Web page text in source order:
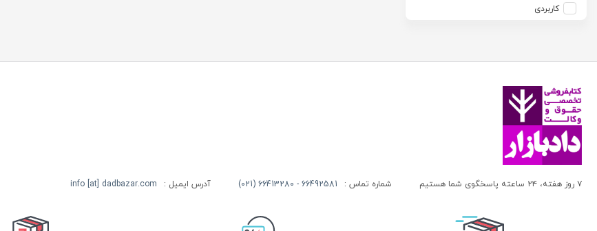
بنگاه ترجمه و نشر کتاب پارسه
بهتاب
بهنامی
بهینه
آمنه باخدا
آنتونی آگوس
آندره لگراند
آندره مارمور
آندریاس کاکینیس
آیت الله العظمی سید ابوالقاسم خوئی
کاربردی
۷ روز هفته، ۲۴ ساعته پاسخگوی شما هستیم شماره تماس : 66492581 - 66413280 (021) آدرس ایمیل : info [at] dadbazar.com